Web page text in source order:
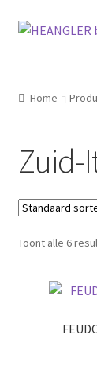
Ga
Ga
Home
Zuid-
Toont alle 6